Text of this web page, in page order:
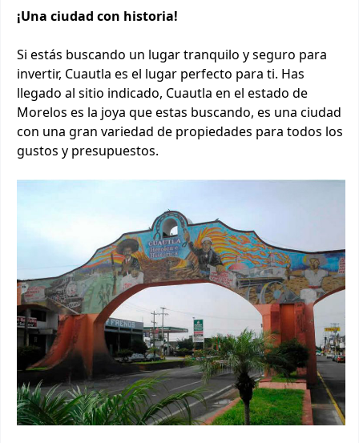
¡Una ciudad con historia!
Si estás buscando un lugar tranquilo y seguro para
invertir, Cuautla es el lugar perfecto para ti. Has
llegado al sitio indicado, Cuautla en el estado de
Morelos es la joya que estas buscando, es una ciudad
con una gran variedad de propiedades para todos los
gustos y presupuestos.